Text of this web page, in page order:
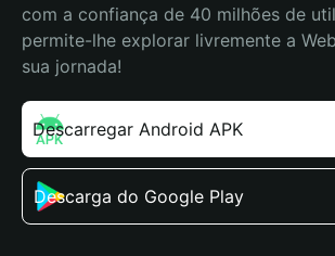
com a confiança de 40 milhões de
permite-lhe explorar livremente a
sua jornada!
Descarregar Android APK
Descarga do Google Play